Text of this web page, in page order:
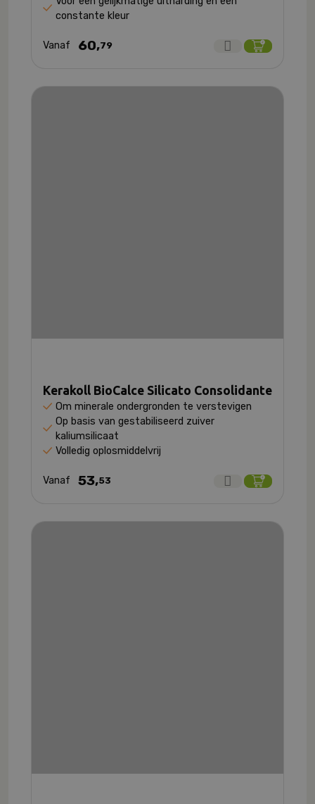
constante kleur
Vanaf 60,79
Kerakoll BioCalce Silicato Consolidante
Om minerale ondergronden te verstevigen
Op basis van gestabiliseerd zuiver
kaliumsilicaat
Volledig oplosmiddelvrij
Vanaf 53,53